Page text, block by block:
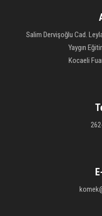
Salim Dervişoğlu Cad.
Yaygın
Kocaeli